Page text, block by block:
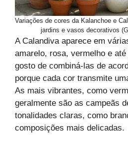
Variações de cores da Kalanchoe e
jardins e vasos decorativos
A Calandiva aparece em
amarelo, rosa, vermelho e
gosto de combiná-las de
porque cada cor transmite
As mais vibrantes, como
geralmente são as campeãs
tonalidades claras, como
composições mais delicadas.